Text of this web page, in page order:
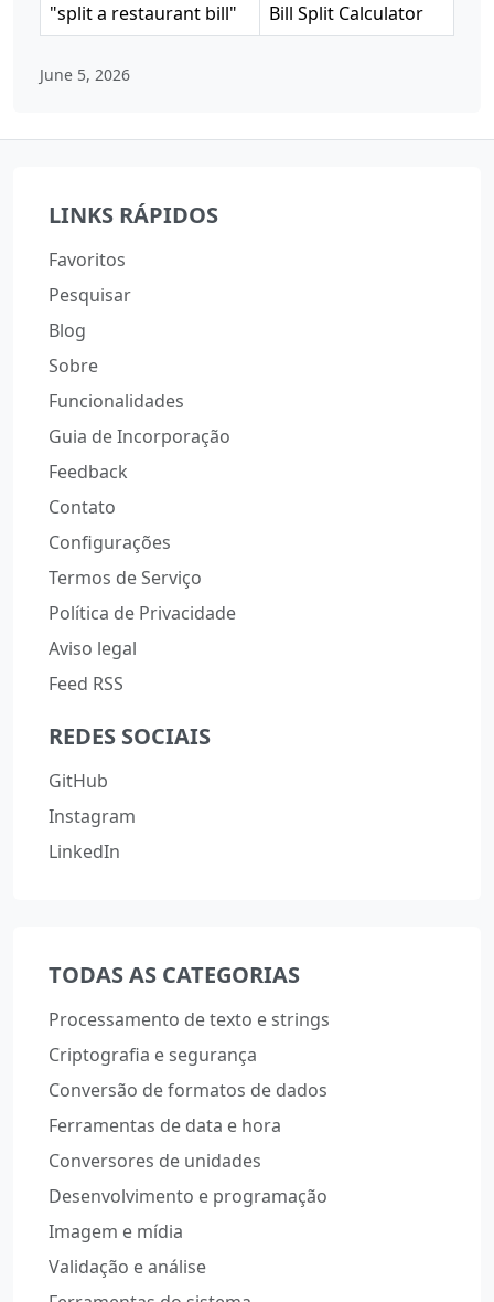
"split a restaurant bill" Bill Split Calculator
June 5, 2026
LINKS RÁPIDOS
Favoritos
Pesquisar
Blog
Sobre
Funcionalidades
Guia de Incorporação
Feedback
Contato
Configurações
Termos de Serviço
Política de Privacidade
Aviso legal
Feed RSS
REDES SOCIAIS
GitHub
Instagram
LinkedIn
TODAS AS CATEGORIAS
Processamento de texto e strings
Criptografia e segurança
Conversão de formatos de dados
Ferramentas de data e hora
Conversores de unidades
Desenvolvimento e programação
Imagem e mídia
Validação e análise